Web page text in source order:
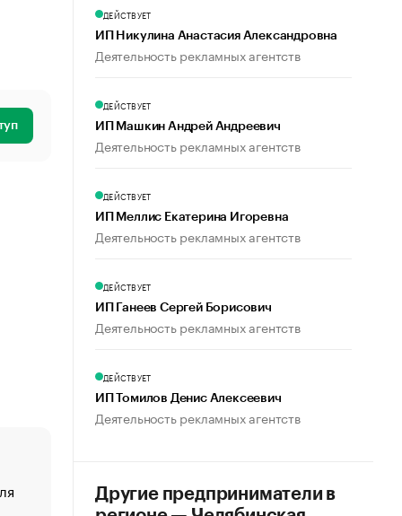
«От спорта тело стареет иначе». Как живет глава
создавшей GTA
ДЕЙСТВУЕТ
ИП Никулина Анастасия Александровна
Деятельность рекламных агентств
ДЕЙСТВУЕТ
ИП Машкин Андрей Андреевич
Деятельность рекламных агентств
ДЕЙСТВУЕТ
ИП Меллис Екатерина Игоревна
Деятельность рекламных агентств
ДЕЙСТВУЕТ
ИП Ганеев Сергей Борисович
Деятельность рекламных агентств
ДЕЙСТВУЕТ
ИП Томилов Денис Алексеевич
Деятельность рекламных агентств
Другие предприниматели в